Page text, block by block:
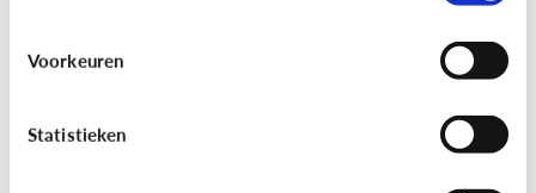
Voorkeuren
Statistieken